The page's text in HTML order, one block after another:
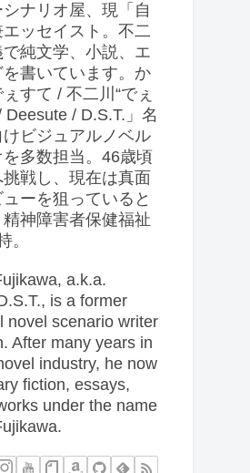
ナリオ屋、現「自
ッセイスト。不二
で純文学、小説、エ
を書いています。か
すて / 不二川“でぇ
Deesute / D.S.T.」名
ビジュアルノベル
多数担当。46歳頃
戦し、現在は真面
ーを狙っていると
神障害者保健福祉
。
a.k.a.
is a former
novel scenario writer
After many years in
industry, he now
fiction, essays,
under the name